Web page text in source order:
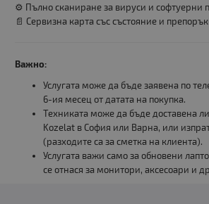
⚙️ Пълно сканиране за вируси и софтуерни
📄 Сервизна карта със състояние и
Важно:
Услугата може да бъде заявена по
6-ия месец от датата на покупка.
Техниката може да бъде доставена
Kozelat в София или Варна, или
(разходите са за сметка на клиента).
Услугата важи само за обновени
се отнася за монитори, аксесоари и